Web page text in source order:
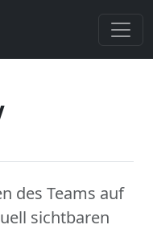
des Teams auf
sichtbaren